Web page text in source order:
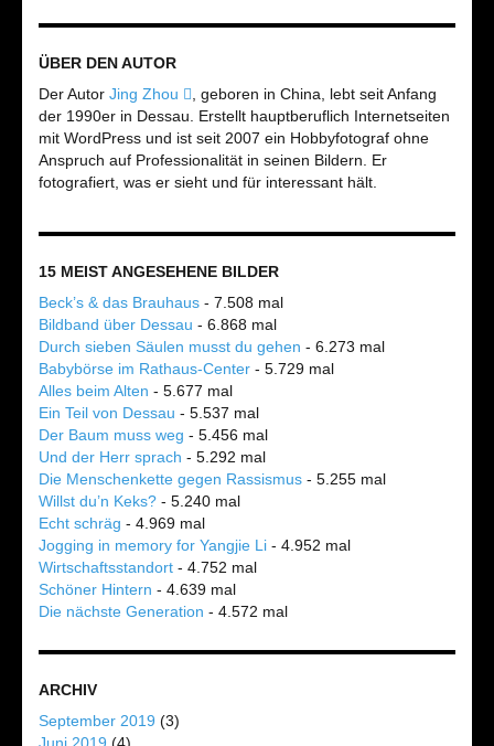
ÜBER DEN AUTOR
Der Autor Jing Zhou
, geboren in China, lebt seit Anfang
der 1990er in Dessau. Erstellt hauptberuflich Internetseiten
mit WordPress und ist seit 2007 ein Hobbyfotograf ohne
Anspruch auf Professionalität in seinen Bildern. Er
fotografiert, was er sieht und für interessant hält.
15 MEIST ANGESEHENE BILDER
Beck’s & das Brauhaus - 7.508 mal
Bildband über Dessau - 6.868 mal
Durch sieben Säulen musst du gehen - 6.273 mal
Babybörse im Rathaus-Center - 5.729 mal
Alles beim Alten - 5.677 mal
Ein Teil von Dessau - 5.537 mal
Der Baum muss weg - 5.456 mal
Und der Herr sprach - 5.292 mal
Die Menschenkette gegen Rassismus - 5.255 mal
Willst du’n Keks? - 5.240 mal
Echt schräg - 4.969 mal
Jogging in memory for Yangjie Li - 4.952 mal
Wirtschaftsstandort - 4.752 mal
Schöner Hintern - 4.639 mal
Die nächste Generation - 4.572 mal
ARCHIV
September 2019 (3)